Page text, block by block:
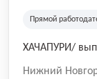
Прямой
ХАЧАПУРИ/
Нижний